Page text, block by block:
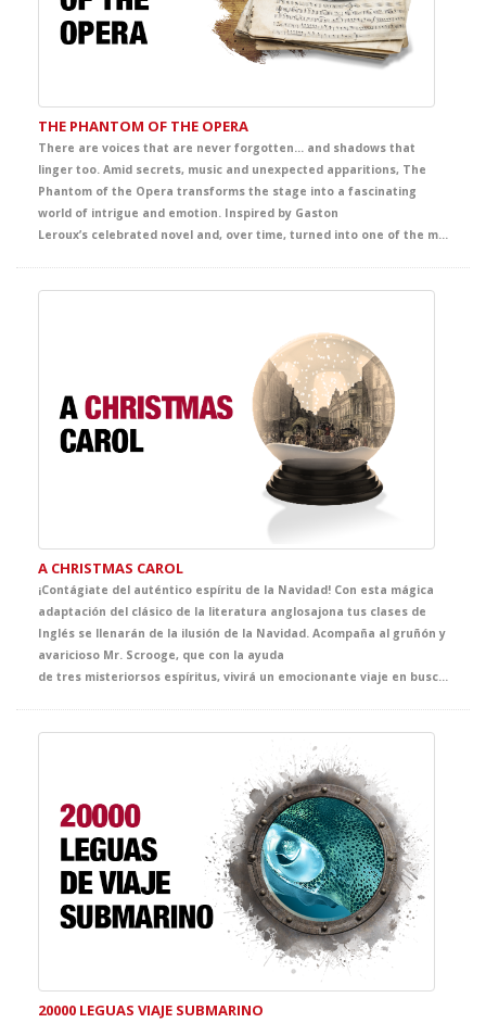
THE PHANTOM OF THE OPERA
There are voices that are never forgotten… and shadows that
linger too. Amid secrets, music and unexpected apparitions, The
Phantom of the Opera transforms the stage into a fascinating
world of intrigue and emotion. Inspired by Gaston
Leroux’s celebrated novel and, over time, turned into one of the most famous and admired titles from Broadway to London’s West End and the wider international stage imagination, this production envelops the audience in an unforgettable story of mystery, beauty and passion. A captivating theatrical experience that offers students a powerful immersion in English, filled with intensity, atmosphere and deep emotion.
A CHRISTMAS CAROL
¡Contágiate del auténtico espíritu de la Navidad! Con esta mágica
adaptación del clásico de la literatura anglosajona tus clases de
Inglés se llenarán de la ilusión de la Navidad. Acompaña al gruñón y
avaricioso Mr. Scrooge, que con la ayuda
de tres misteriorsos espíritus, vivirá un emocionante viaje en busca del auténtico sentido de la Navidad. El clásico más representado de Dickens se convertirá en la propuesta infalible de tus clases de Inglés y, sin duda, en el mejor regalo que no puede faltar en vuestra agenda de actividades navideñas.
20000 LEGUAS VIAJE SUBMARINO